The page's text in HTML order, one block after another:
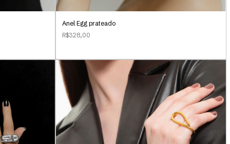
Anel Egg prateado
R$328,00